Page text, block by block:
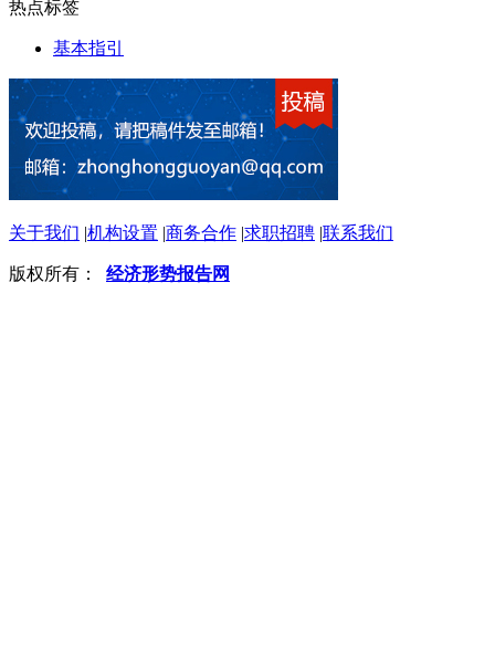
热点标签
基本指引
关于我们 |机构设置 |商务合作 |求职招聘 |联系我们
版权所有： 经济形势报告网